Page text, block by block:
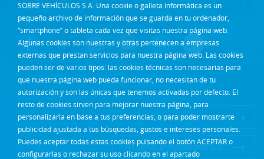
SOBRE VEHÍCULOS S.A. Una cookie o galleta informática es un
pequeño archivo de información que se guarda en tu ordenador,
“smartphone” o tableta cada vez que visitas nuestra página web.
Algunas cookies son nuestras y otras pertenecen a empresas
externas que prestan servicios para nuestra página web. Las cookies
pueden ser de varios tipos: las cookies técnicas son necesarias para
que nuestra página web pueda funcionar, no necesitan de tu
autorización y son las únicas que tenemos activadas por defecto. El
resto de cookies sirven para mejorar nuestra página, para
personalizarla en base a tus preferencias, o para poder mostrarte
publicidad ajustada a tus búsquedas, gustos e intereses personales.
Puedes aceptar todas estas cookies pulsando el botón ACEPTAR o
configurarlas o rechazar su uso clicando en el apartado
Síguenos en:
Acceso Intranet
Acceso empleados CZ